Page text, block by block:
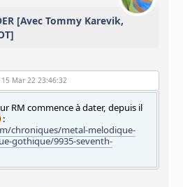
[Avec Tommy Karevik,
Mar 22 23:46:32
RM commence à dater, depuis il
:
chroniques/metal-melodique-
gothique/9935-seventh-